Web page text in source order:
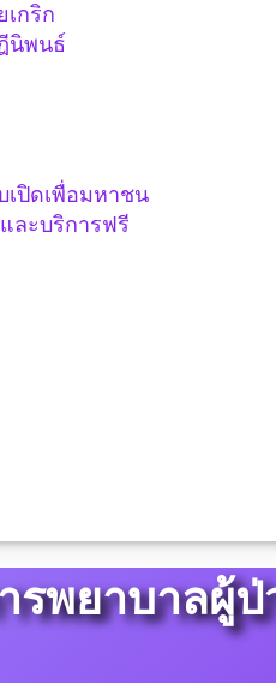
กริก
นิพนธ์
เปิดเพื่อมหาชน
ละบริการฟรี
รพยาบาลผู้